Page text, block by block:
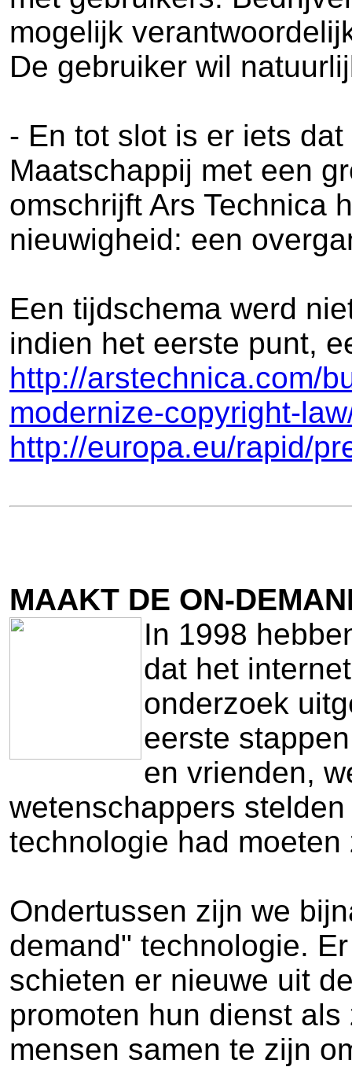
mogelijk
De gebruiker wil
- En tot slot is er iets
Maatschappij met een
omschrijft Ars Technica
nieuwigheid: een
Een tijdschema werd
indien het eerste punt,
http://arstechnica.com/
modernize-copyright-
http://europa.eu/rapid/
MAAKT DE ON-
In 1998
dat het
onderzoek
eerste
en vrienden,
wetenschappers
technologie had
Ondertussen zijn we
demand" technologie.
schieten er nieuwe uit
promoten hun dienst
mensen samen te zijn